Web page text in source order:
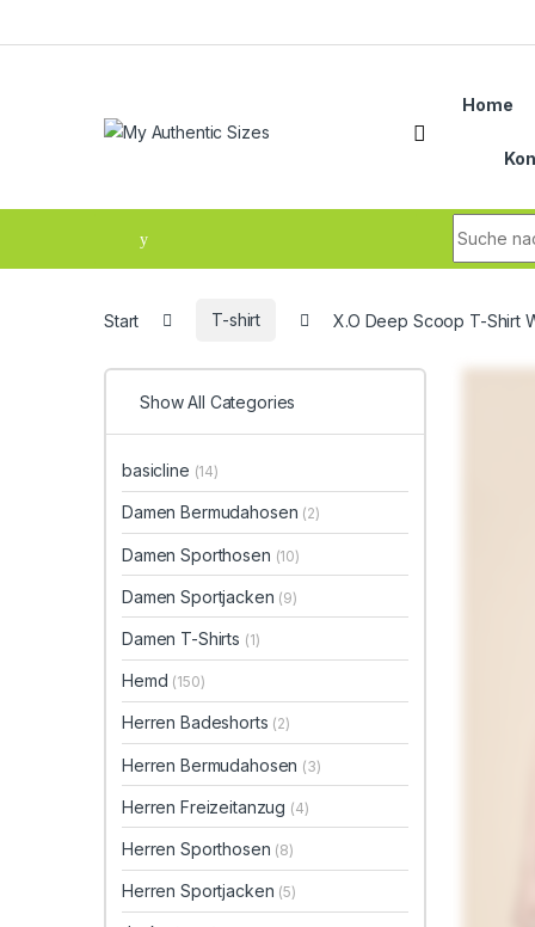
Home
Start T-shirt X.O Deep Scoop T-Shirt
Show All Categories
basicline (14)
Damen Bermudahosen (2)
Damen Sporthosen (10)
Damen Sportjacken (9)
Damen T-Shirts (1)
Hemd (150)
Herren Badeshorts (2)
Herren Bermudahosen (3)
Herren Freizeitanzug (4)
Herren Sporthosen (8)
Herren Sportjacken (5)